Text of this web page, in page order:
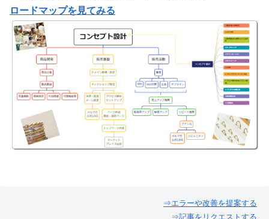
ロードマップを見てみる
⇒エラーや改善を提案する
⇒記事をリクエストする